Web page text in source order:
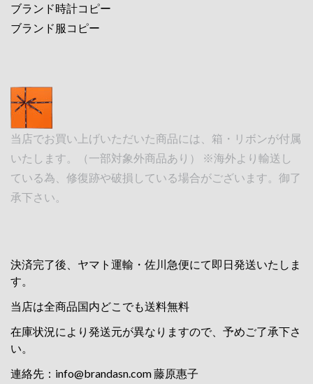
ブランド時計コピー
ブランド服コピー
当店でお買い上げいただいた商品には、箱・リボンが付属
いたします。（一部対象外商品あり） ※海外より輸送し
ている為、修復跡や破損している場合がございます。御了
承下さい。
決済完了後、ヤマト運輸・佐川急便にて即日発送いたしま
す。
当店は全商品国内どこでも送料無料
在庫状況により発送元が異なりますので、予めご了承下さ
い。
連絡先： info@brandasn.com藤原惠子